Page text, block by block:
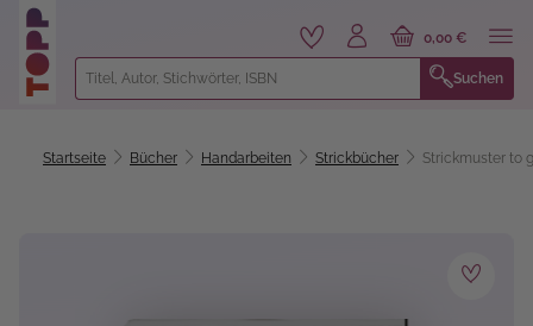
springen
Suchen
0,00 €
Startseite Bücher Handarbeiten Strickbücher Strickmuster to